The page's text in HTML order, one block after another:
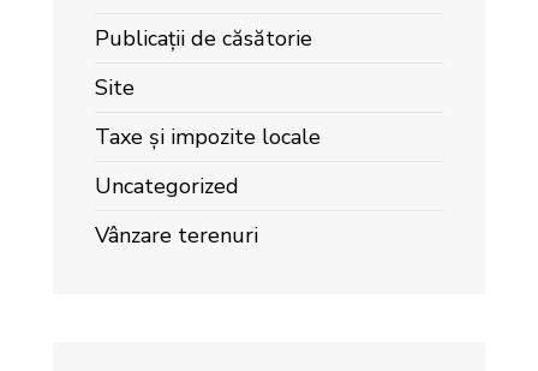
Publicații de căsătorie
Site
Taxe și impozite locale
Uncategorized
Vânzare terenuri